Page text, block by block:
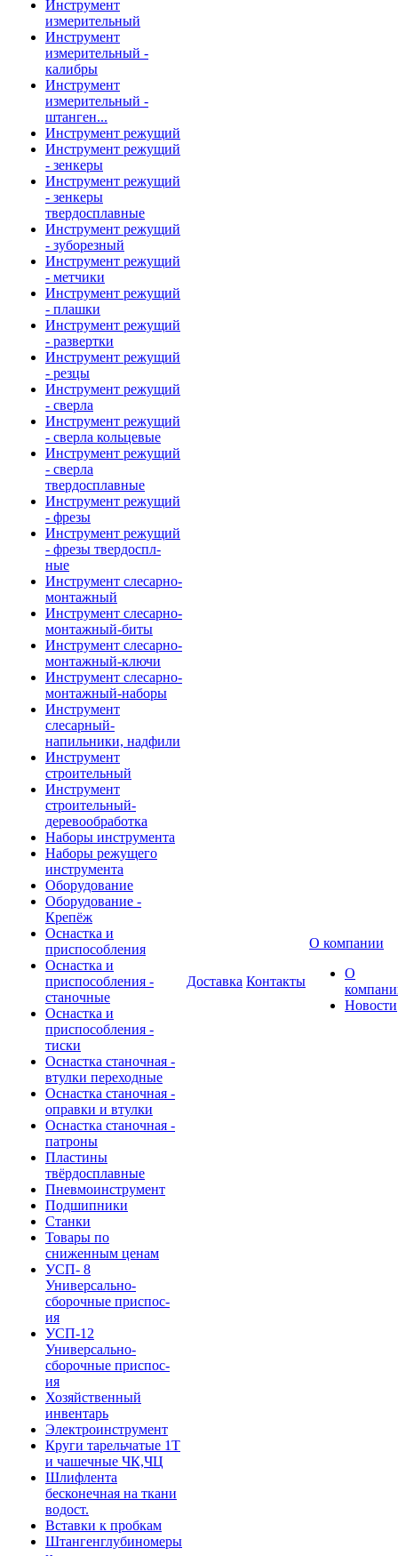
Инструмент
измерительный
Инструмент
измерительный -
калибры
Инструмент
измерительный -
штанген...
Инструмент режущий
Инструмент режущий
- зенкеры
Инструмент режущий
- зенкеры
твердосплавные
Инструмент режущий
- зуборезный
Инструмент режущий
- метчики
Инструмент режущий
- плашки
Инструмент режущий
- развертки
Инструмент режущий
- резцы
Инструмент режущий
- сверла
Инструмент режущий
- сверла кольцевые
Инструмент режущий
- сверла
твердосплавные
Инструмент режущий
- фрезы
Инструмент режущий
- фрезы твердоспл-
ные
Инструмент слесарно-
монтажный
Инструмент слесарно-
монтажный-биты
Инструмент слесарно-
монтажный-ключи
Инструмент слесарно-
монтажный-наборы
Инструмент
слесарный-
напильники, надфили
Инструмент
строительный
Инструмент
строительный-
деревообработка
Наборы инструмента
Наборы режущего
инструмента
Оборудование
Оборудование -
Крепёж
Оснастка и
приспособления
Оснастка и
приспособления -
станочные
Оснастка и
приспособления -
тиски
Оснастка станочная -
втулки переходные
Оснастка станочная -
оправки и втулки
Оснастка станочная -
патроны
Пластины
твёрдосплавные
Пневмоинструмент
Подшипники
Станки
Товары по
сниженным ценам
УСП- 8
Универсально-
сборочные приспос-
ия
УСП-12
Универсально-
сборочные приспос-
ия
Хозяйственный
инвентарь
Электроинструмент
Круги тарельчатые 1Т
и чашечные ЧК,ЧЦ
Шлифлента
бесконечная на ткани
водост.
Вставки к пробкам
Штангенглубиномеры
Доставка Контакты
О компании
О
Новости